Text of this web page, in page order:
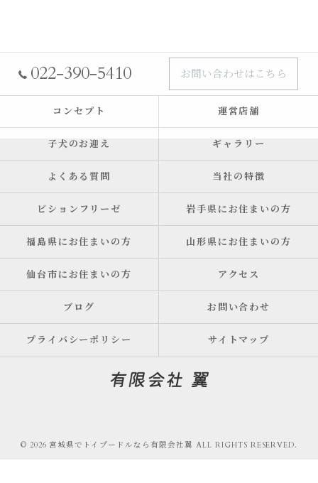
022-390-5410 お問い合わせはこちら
コンセプト 運営店舗
子犬のお迎え ギャラリー
よくある質問 当社の特徴
ビションフリーゼ 岩手県にお住まいの方
福島県にお住まいの方 山形県にお住まいの方
仙台市にお住まいの方 アクセス
ブログ お問い合わせ
プライバシーポリシー サイトマップ
© 2026 宮城県でトイプードルなら有限会社翼 ALL RIGHTS RESERVED.